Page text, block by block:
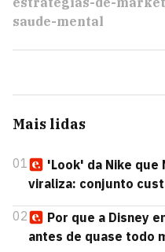
saude-mental
Mais lidas
01
'Look' da Nike que
viraliza: conjunto
02
Por que a Disney
antes de quase todo